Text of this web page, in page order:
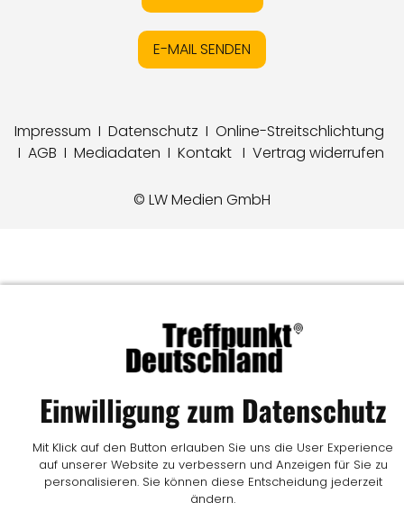
E-MAIL SENDEN
Impressum I Datenschutz I Online-Streitschlichtung
I AGB I Mediadaten I Kontakt I Vertrag widerrufen
© LW Medien GmbH
Einwilligung zum Datenschutz
Mit Klick auf den Button erlauben Sie uns die User Experience
auf unserer Website zu verbessern und Anzeigen für Sie zu
personalisieren. Sie können diese Entscheidung jederzeit
ändern.